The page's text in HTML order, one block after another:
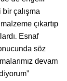
bir çalışma
çıkartıp
Esnaf
söz
devam